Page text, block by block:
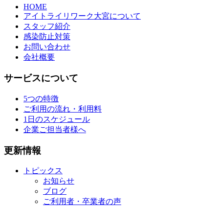
HOME
アイトライリワーク大宮について
スタッフ紹介
感染防止対策
お問い合わせ
会社概要
サービスについて
5つの特徴
ご利用の流れ・利用料
1日のスケジュール
企業ご担当者様へ
更新情報
トピックス
お知らせ
ブログ
ご利用者・卒業者の声